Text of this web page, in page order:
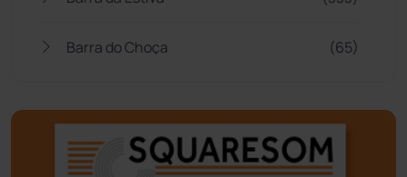
Barra do Choça (65)
Bom Jesus da Lapa (510)